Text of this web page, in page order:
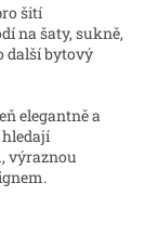
šití
na šaty, sukně,
další bytový
elegantně a
výraznou